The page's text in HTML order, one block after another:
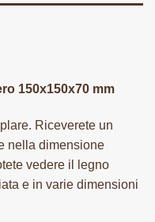
150x150x70 mm
Riceverete un
nella dimensione
vedere il legno
e in varie dimensioni